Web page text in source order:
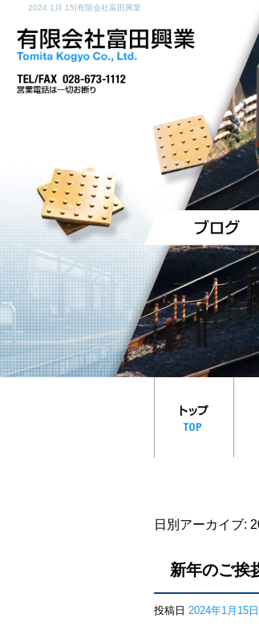
2024 1月 15|有限会社富田興業
日別アーカイブ:
新年のご挨
投稿日 2024年1月15日